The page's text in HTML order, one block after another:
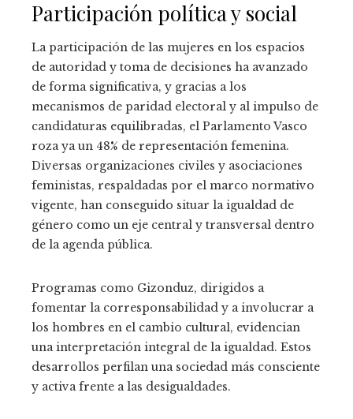
Participación política y social
La participación de las mujeres en los espacios
de autoridad y toma de decisiones ha avanzado
de forma significativa, y gracias a los
mecanismos de paridad electoral y al impulso de
candidaturas equilibradas, el Parlamento Vasco
roza ya un 48% de representación femenina.
Diversas organizaciones civiles y asociaciones
feministas, respaldadas por el marco normativo
vigente, han conseguido situar la igualdad de
género como un eje central y transversal dentro
de la agenda pública.
Programas como Gizonduz, dirigidos a
fomentar la corresponsabilidad y a involucrar a
los hombres en el cambio cultural, evidencian
una interpretación integral de la igualdad. Estos
desarrollos perfilan una sociedad más consciente
y activa frente a las desigualdades.